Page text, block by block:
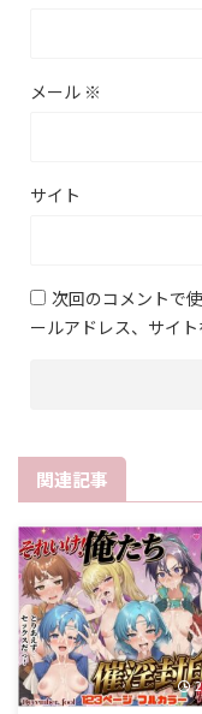
メール ※
サイト
次回のコメントで
ールアドレス、サイト
関連記事